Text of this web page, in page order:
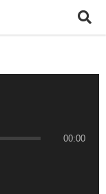
00:00